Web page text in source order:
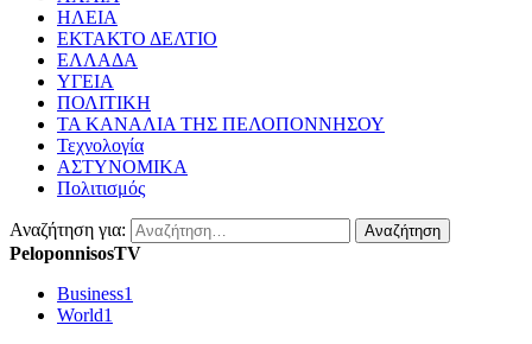
ΗΛΕΙΑ
ΕΚΤΑΚΤΟ ΔΕΛΤΙΟ
ΕΛΛΑΔΑ
ΥΓΕΙΑ
ΠΟΛΙΤΙΚΗ
ΤΑ ΚΑΝΑΛΙΑ ΤΗΣ ΠΕΛΟΠΟΝΝΗΣΟΥ
Τεχνολογία
ΑΣΤΥΝΟΜΙΚΑ
Πολιτισμός
Αναζήτηση για:
PeloponnisosTV
Business1
World1